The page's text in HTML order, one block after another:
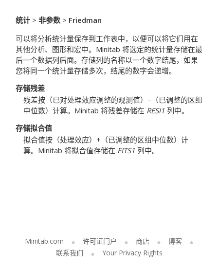
统计 > 非参数 > Friedman
可以将分析统计量保存到工作表中，以便可以将它们用在
其他分析、图形和宏中。Minitab 将选定的统计量存储在最
后一个数据列后面。存储列的名称以一个数字结尾，如果
您将同一个统计量存储多次，结尾的数字会递增。
存储残差
残差按（已对处理效应调整的观测值）–（已调整的区组
中位数）计算。Minitab 将残差存储在 RESI1 列中。
存储拟合值
拟合值按（处理效应）+（已调整的区组中位数）计
算。Minitab 将拟合值存储在 FITS1 列中。
Minitab.com 许可证门户 商店
博客
联系我们
Your Privacy Rights